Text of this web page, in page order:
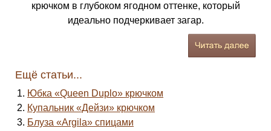
крючком в глубоком ягодном оттенке, который
идеально подчеркивает загар.
Ещё статьи...
Юбка «Queen Duplo» крючком
Купальник «Дейзи» крючком
Блуза «Argila» спицами